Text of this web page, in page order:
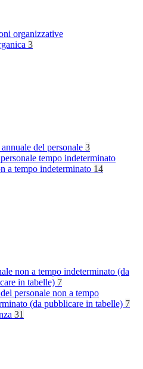
organizzative
3
del personale 3
tempo indeterminato
a tempo indeterminato 14
non a tempo indeterminato (da
in tabelle) 7
personale non a tempo
(da pubblicare in tabelle) 7
31